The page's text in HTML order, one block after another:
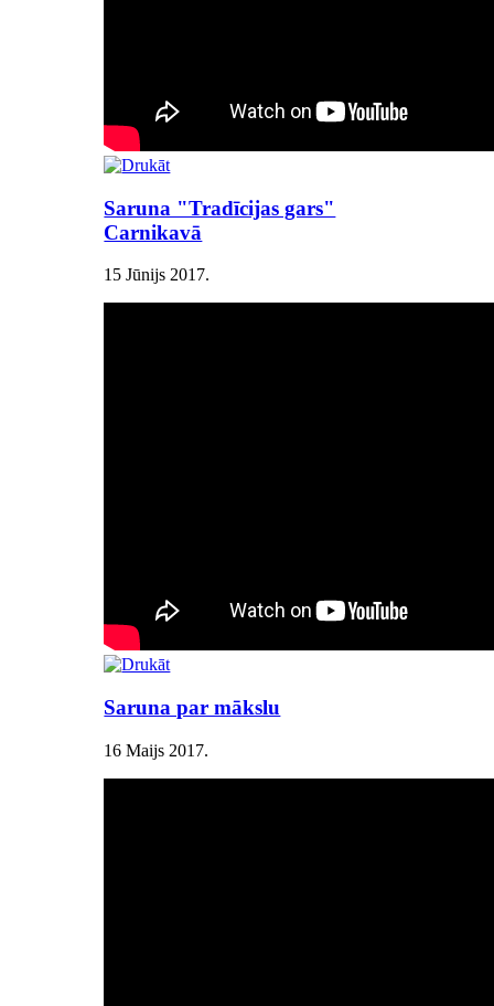
Saruna "Tradīcijas gars"
Carnikavā
15 Jūnijs 2017.
Saruna par mākslu
16 Maijs 2017.